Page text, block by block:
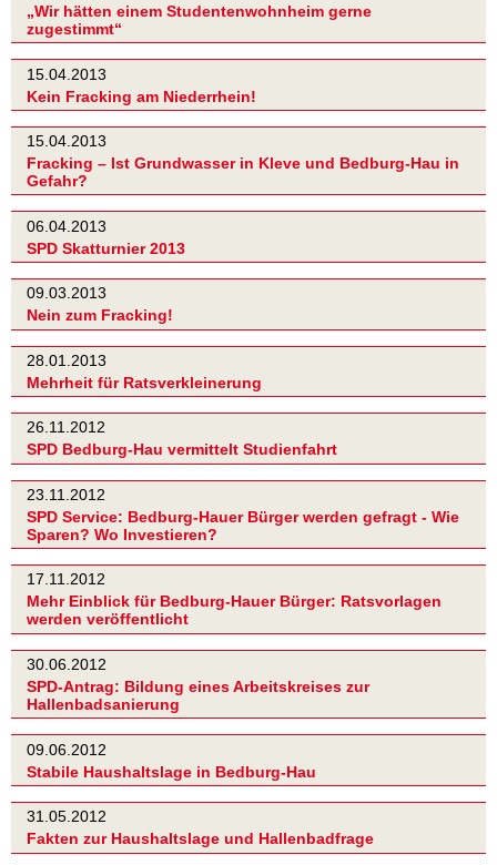
„Wir hätten einem Studentenwohnheim gerne
zugestimmt“
15.04.2013
Kein Fracking am Niederrhein!
15.04.2013
Fracking – Ist Grundwasser in Kleve und Bedburg-Hau in
Gefahr?
06.04.2013
SPD Skatturnier 2013
09.03.2013
Nein zum Fracking!
28.01.2013
Mehrheit für Ratsverkleinerung
26.11.2012
SPD Bedburg-Hau vermittelt Studienfahrt
23.11.2012
SPD Service: Bedburg-Hauer Bürger werden gefragt - Wie
Sparen? Wo Investieren?
17.11.2012
Mehr Einblick für Bedburg-Hauer Bürger: Ratsvorlagen
werden veröffentlicht
30.06.2012
SPD-Antrag: Bildung eines Arbeitskreises zur
Hallenbadsanierung
09.06.2012
Stabile Haushaltslage in Bedburg-Hau
31.05.2012
Fakten zur Haushaltslage und Hallenbadfrage